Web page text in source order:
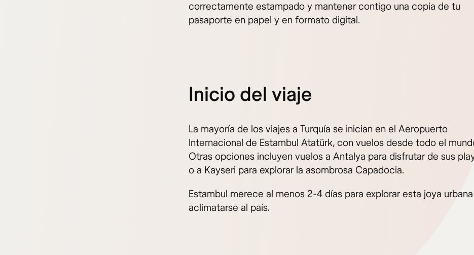
correctamente estampado y mantener contigo una copia de tu
pasaporte en papel y en formato digital.
Inicio del viaje
La mayoría de los viajes a Turquía se inician en el Aeropuerto
Internacional de Estambul Atatürk, con vuelos desde todo el
Otras opciones incluyen vuelos a Antalya para disfrutar de sus
o a Kayseri para explorar la asombrosa Capadocia.
Estambul merece al menos 2-4 días para explorar esta joya
aclimatarse al país.